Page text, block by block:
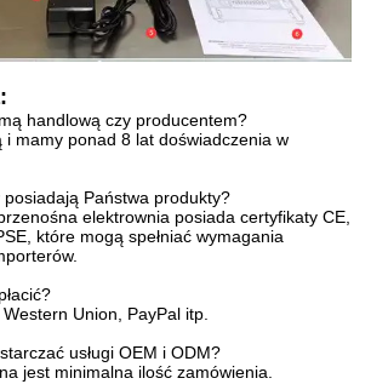
handlową czy producentem?
i mamy ponad 8 lat doświadczenia w
Państwa produkty?
elektrownia posiada certyfikaty CE,
które mogą spełniać wymagania
Union, PayPal itp.
usługi OEM i ODM?
jest minimalna ilość zamówienia.